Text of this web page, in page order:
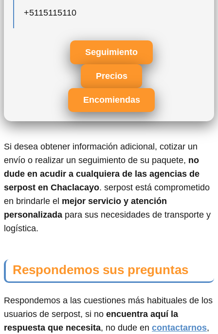
+5115115110
Seguimiento
Precios
Encomiendas
Si desea obtener información adicional, cotizar un
envío o realizar un seguimiento de su paquete, no
dude en acudir a cualquiera de las agencias de
serpost en Chaclacayo. serpost está comprometido
en brindarle el mejor servicio y atención
personalizada para sus necesidades de transporte y
logística.
Respondemos sus preguntas
Respondemos a las cuestiones más habituales de los
usuarios de serpost, si no encuentra aquí la
respuesta que necesita, no dude en contactarnos,